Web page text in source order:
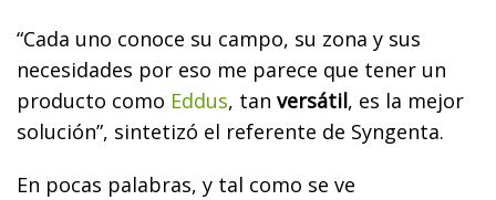
“Cada uno conoce su campo, su zona y sus
necesidades por eso me parece que tener un
producto como Eddus, tan versátil, es la mejor
solución”, sintetizó el referente de Syngenta.
En pocas palabras, y tal como se ve